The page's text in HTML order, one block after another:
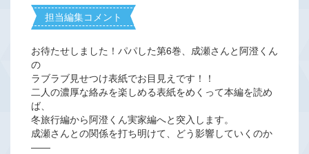
担当編集コメント
お待たせしました！パパした第6巻、成瀬さんと阿澄くん
の
ラブラブ見せつけ表紙でお目見えです！！
二人の濃厚な絡みを楽しめる表紙をめくって本編を読め
ば、
冬旅行編から阿澄くん実家編へと突入します。
成瀬さんとの関係を打ち明けて、どう影響していくのか
――